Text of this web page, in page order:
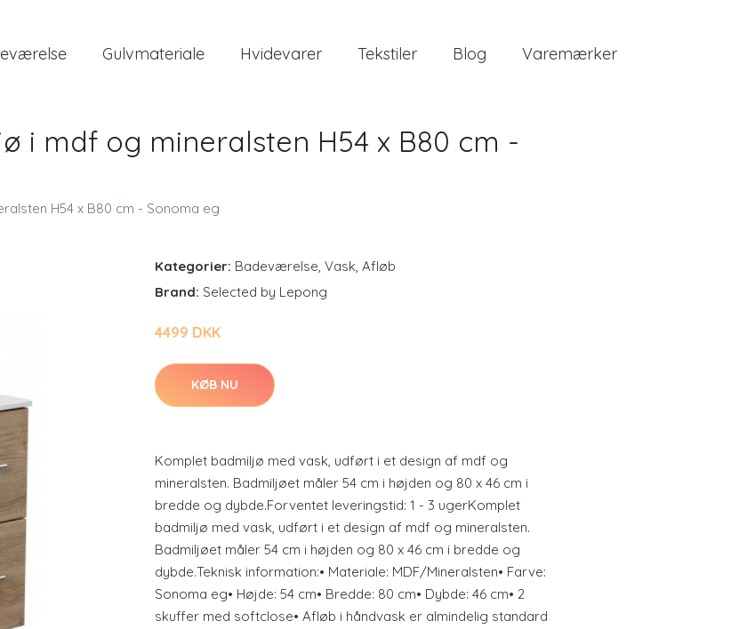
Gulvmateriale Hvidevarer Tekstiler Blog Varemærker
i mdf og mineralsten H54 x B80 cm -
H54 x B80 cm - Sonoma eg
Kategorier: Badeværelse, Vask, Afløb
Brand: Selected by Lepong
4499 DKK
KØB NU
Komplet badmiljø med vask, udført i et design af mdf og
mineralsten. Badmiljøet måler 54 cm i højden og 80 x 46 cm i
bredde og dybde.Forventet leveringstid: 1 - 3 ugerKomplet
badmiljø med vask, udført i et design af mdf og mineralsten.
Badmiljøet måler 54 cm i højden og 80 x 46 cm i bredde og
dybde.Teknisk information:• Materiale: MDF/Mineralsten• Farve:
Sonoma eg• Højde: 54 cm• Bredde: 80 cm• Dybde: 46 cm• 2
skuffer med softclose• Afløb i håndvask er almindelig standard